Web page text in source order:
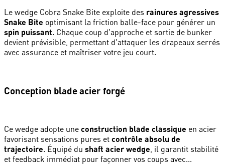
Le wedge Cobra Snake Bite exploite des rainures agressives
Snake Bite optimisant la friction balle-face pour générer un
spin puissant. Chaque coup d'approche et sortie de bunker
devient prévisible, permettant d'attaquer les drapeaux serrés
avec assurance et maîtriser votre jeu court.
Conception blade acier forgé
Ce wedge adopte une construction blade classique en acier
favorisant sensations pures et contrôle absolu de
trajectoire. Équipé du shaft acier wedge, il garantit stabilité
et feedback immédiat pour façonner vos coups avec...